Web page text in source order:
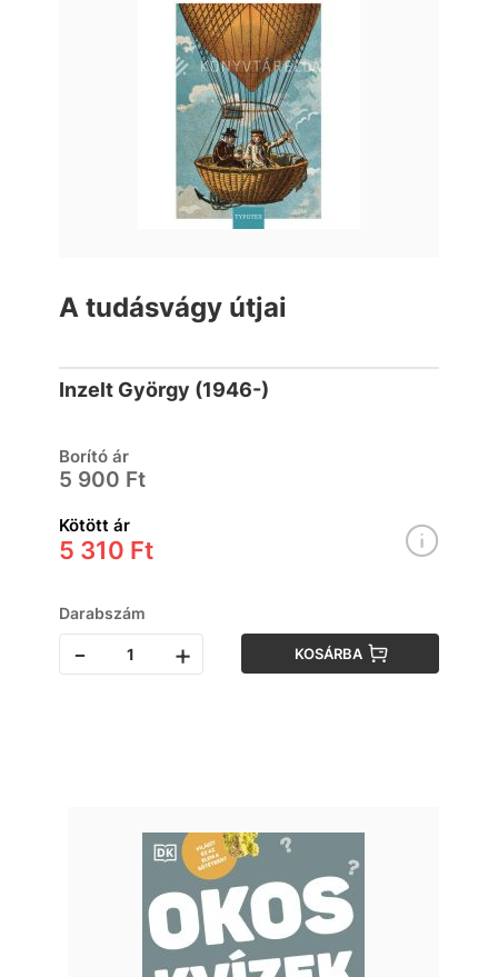
A tudásvágy útjai
Inzelt György (1946-)
Borító ár
5 900 Ft
Kötött ár
5 310 Ft
Darabszám
- + KOSÁRBA